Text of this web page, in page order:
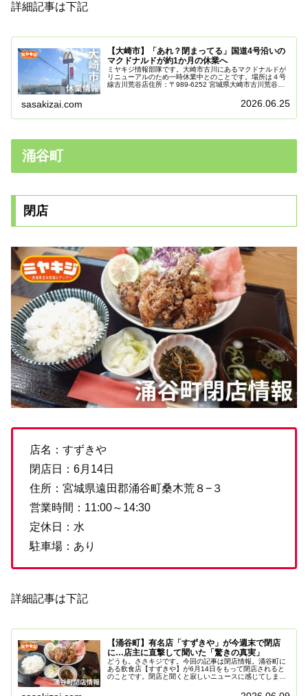
詳細記事は下記
【大崎市】「あれ？閉まってる」国道4号沿いの
マクドナルドが約1か月の休業へ
ミヤキジ情報部隊です。大崎市古川にあるマクドナルドが
リニューアルのため一時休業中とのことです。場所は４号
線古川荒谷店住所：〒989-6252 宮城県大崎市古川荒谷新
sasakizai.com 2026.06.25
涌谷町
閉店
店名：すずきや
閉店日：6月14日
住所：宮城県遠田郡涌谷町桑木荒８−３
営業時間：11:00～14:30
定休日：水
駐車場：あり
詳細記事は下記
【涌谷町】有名店「すずきや」が今週末で閉店
に…店主に直撃して聞いた「驚きの真実」
どうも。ささキジです。今回の記事は閉店情報。涌谷町に
ある飲食店【すずきや】が6月14日をもって閉店されると
のことです。閉店と聞くと寂しいニュースに感じてしまい